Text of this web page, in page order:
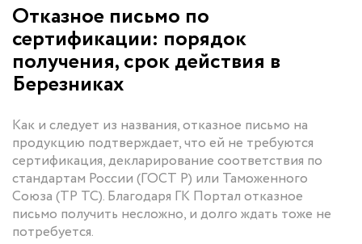
Отказное письмо по
сертификации: порядок
получения, срок действия в
Березниках
Как и следует из названия, отказное письмо на
продукцию подтверждает, что ей не требуются
сертификация, декларирование соответствия по
стандартам России (ГОСТ Р) или Таможенного
Союза (ТР ТС). Благодаря ГК Портал отказное
письмо получить несложно, и долго ждать тоже не
потребуется.